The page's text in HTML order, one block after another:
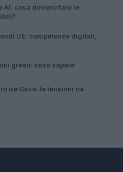
AI: cosa devono fare le
UE: competenze digitali,
green: cosa sapere
da Gaza: le tensioni tra